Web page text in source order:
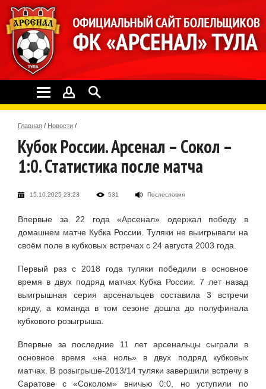
Главная / Новости /
Кубок России. Арсенал – Сокол –
1:0. Статистика после матча
15.10.2025 23:23 531 Послесловия
Впервые за 22 года «Арсенал» одержал победу в
домашнем матче Кубка России. Туляки не выигрывали на
своём поле в кубковых встречах с 24 августа 2003 года.
Первый раз с 2018 года туляки победили в основное
время в двух подряд матчах Кубка России. 7 лет назад
выигрышная серия арсенальцев составила 3 встречи
кряду, а команда в том сезоне дошла до полуфинала
кубкового розыгрыша.
Впервые за последние 11 лет арсенальцы сыграли в
основное время «на ноль» в двух подряд кубковых
матчах. В розыгрыше-2013/14 туляки завершили встречу в
Саратове с «Соколом» вничью 0:0, но уступили по